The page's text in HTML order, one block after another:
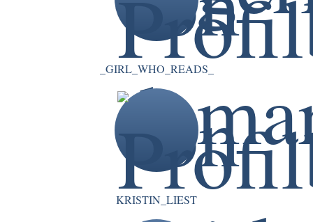
_GIRL_WHO_READS_
KRISTIN_LIEST